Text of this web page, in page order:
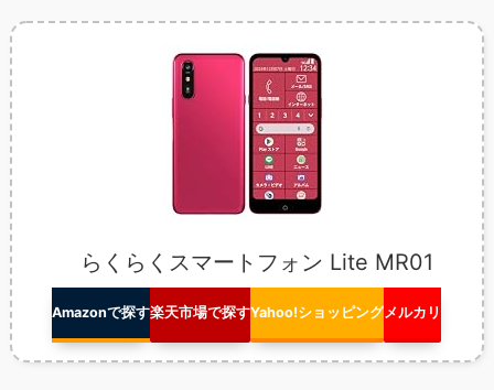
らくらくスマートフォン Lite MR01
Amazonで探す楽天市場で探すYahoo!ショッピングメルカリ